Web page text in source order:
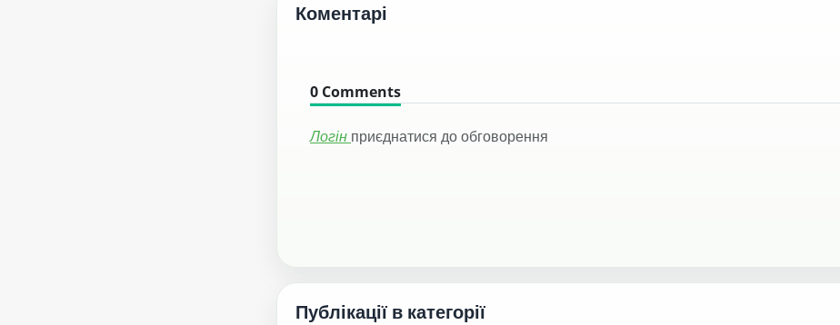
Коментарі
0 Comments
Логін приєднатися до обговорення
Публікації в категорії